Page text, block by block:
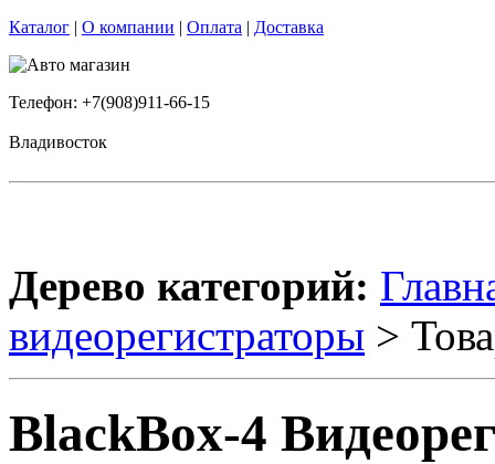
Каталог | О компании | Оплата | Доставка
Телефон: +7(908)911-66-15
Владивосток
Дерево категорий:
видеорегистраторы >
BlackBox-4